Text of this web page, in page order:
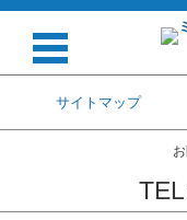
サイトマップ
コンテンツに移動